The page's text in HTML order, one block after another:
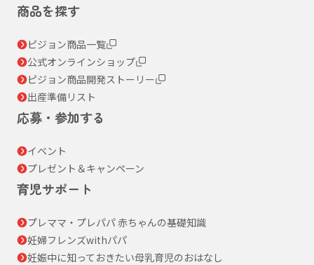
商品を探す
ピジョン商品一覧
公式オンラインショップ
ピジョン商品開発ストーリー
出産準備リスト
応募・参加する
イベント
プレゼント＆キャンペーン
育児サポート
プレママ・プレパパ 赤ちゃんの基礎知識
妊婦フレンズwithパパ
妊娠中に知っておきたい母乳育児のおはなし